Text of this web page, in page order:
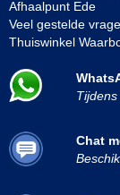
Afhaalpunt Ede
Veel gestelde
Thuiswinkel
Chat